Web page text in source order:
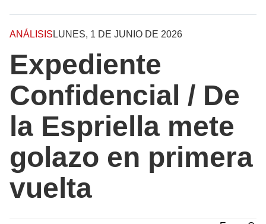
ANÁLISIS LUNES, 1 DE JUNIO DE 2026
Expediente
Confidencial / De
la Espriella mete
golazo en primera
vuelta